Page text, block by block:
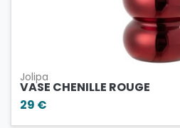
Jolipa
VASE CHENILLE ROUGE
29 €